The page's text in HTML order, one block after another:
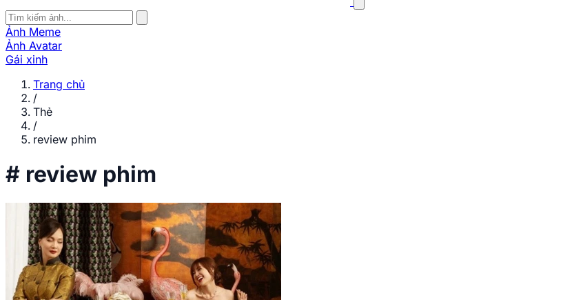
Ảnh Meme
Ảnh Avatar
Gái xinh
Trang chủ
/
Thẻ
/
review phim
# review phim